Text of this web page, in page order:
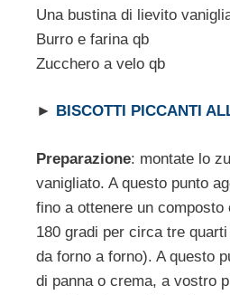
Una bustina di lievito
Burro e farina qb
Zucchero a velo qb
► BISCOTTI PICCANTI
Preparazione: montate lo
vanigliato. A questo punto
fino a ottenere un
180 gradi per circa tre
da forno a forno). A questo
di panna o crema, a vostro